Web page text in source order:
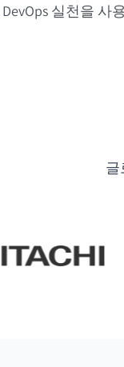
실천을
글